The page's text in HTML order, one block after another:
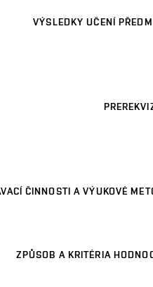
VÝSLEDKY UČENÍ
ČINNOSTI A VÝUKOVÉ
ZPŮSOB A KRITÉRIA